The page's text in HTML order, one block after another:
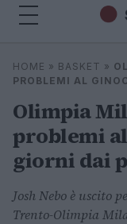
Cerca
HOME » BASKET »
PROBLEMI AL
Olimpia
problemi
giorni dai
Josh Nebo è uscito
Trento-Olimpia